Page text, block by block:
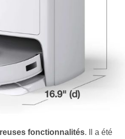
fonctionnalités. Il a été